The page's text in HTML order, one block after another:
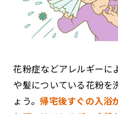
花粉症などアレルギーに
や髪についている花粉を
ょう。 帰宅後すぐの入浴